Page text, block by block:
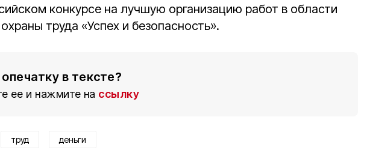
конкурсе на лучшую организацию работ в области
труда «Успех и безопасность».
в тексте?
ее и нажмите на ссылку
труд деньги